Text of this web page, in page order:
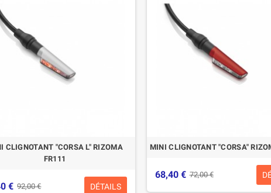
CLIGNOTANT "CORSA L" RIZOMA
FR111
€ 92,00 € DÉTAILS
MINI CLIGNOTANT "CORSA"
68,40 € 72,00 €